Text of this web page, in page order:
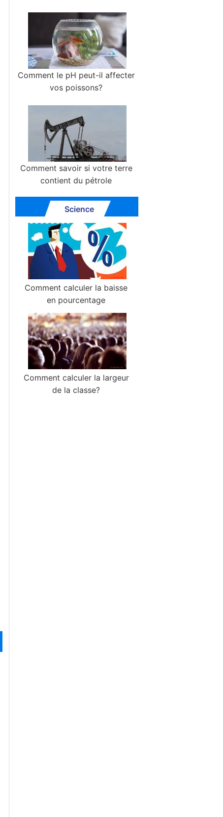
Comment le pH peut-il affecter
vos poissons?
Comment savoir si votre terre
contient du pétrole
Science
Comment calculer la baisse
en pourcentage
Comment calculer la largeur
de la classe?